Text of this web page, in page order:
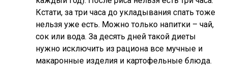
Кстати, за три часа до укладывания спать тоже
нельзя уже есть. Можно только напитки – чай,
сок или вода. За десять дней такой диеты
нужно исключить из рациона все мучные и
макаронные изделия и картофельные блюда.